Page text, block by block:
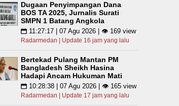
Dugaan Penyimpangan Dana
BOS TA 2025, Jurnalis Surati
SMPN 1 Batang Angkola
📅 11:27:17 | 07 Agu 2026 | 👁 169 view
Radarmedan | Update 16 jam yang lalu
Bertekad Pulang Mantan PM
Bangladesh Sheikh Hasina
Hadapi Ancam Hukuman Mati
📅 10:28:38 | 07 Agu 2026 | 👁 165 view
Radarmedan | Update 17 jam yang lalu